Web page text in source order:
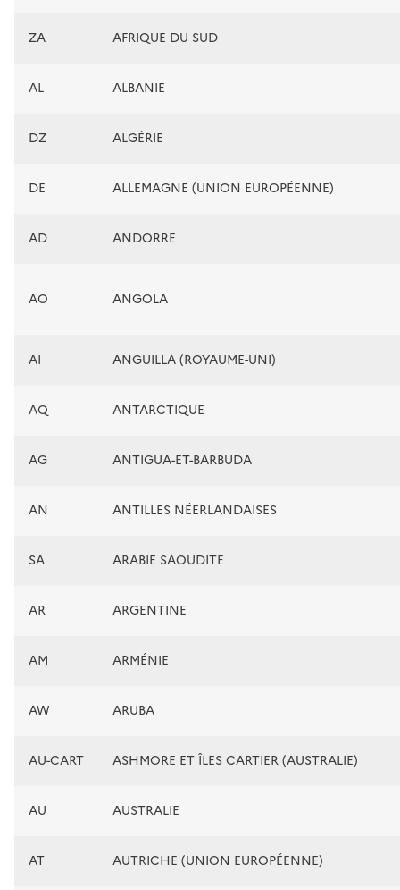
ZA AFRIQUE DU SUD
AL ALBANIE
DZ ALGÉRIE
DE ALLEMAGNE (UNION EUROPÉENNE)
AD ANDORRE
AO ANGOLA
AI ANGUILLA (ROYAUME-UNI)
AQ ANTARCTIQUE
AG ANTIGUA-ET-BARBUDA
AN ANTILLES NÉERLANDAISES
SA ARABIE SAOUDITE
AR ARGENTINE
AM ARMÉNIE
AW ARUBA
AU-CART ASHMORE ET ÎLES CARTIER (AUSTRALIE)
AU AUSTRALIE
AT AUTRICHE (UNION EUROPÉENNE)